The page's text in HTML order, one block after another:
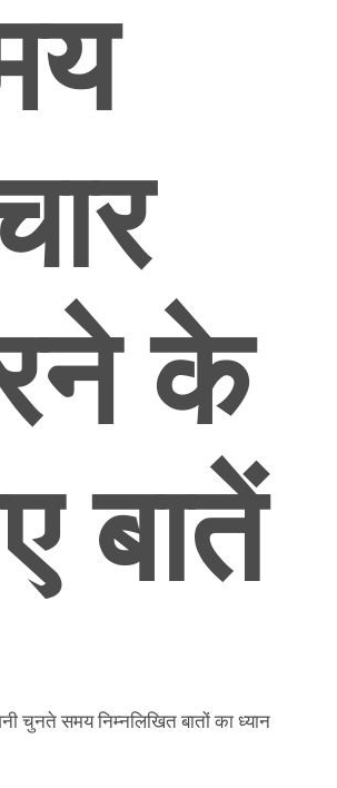
के
बातें
चुनते समय निम्नलिखित बातों का ध्यान